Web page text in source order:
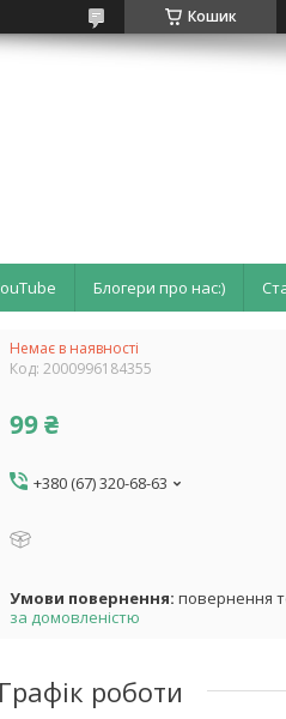
Кошик
Блогери про нас:)
Немає в наявності
Код: 2000996184355
99 ₴
+380 (67) 320-68-63
повернення
за домовленістю
Графік роботи